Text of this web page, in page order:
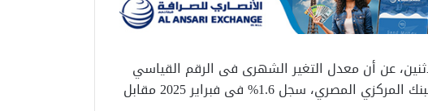
عن أن معدل التغير الشهرى فى الرقم القياسي
الأساسى لأسعار المستهلكين، الذى يعده البنك المركزي المصري، سجل 1.6% فى فبراير 2025 مقابل